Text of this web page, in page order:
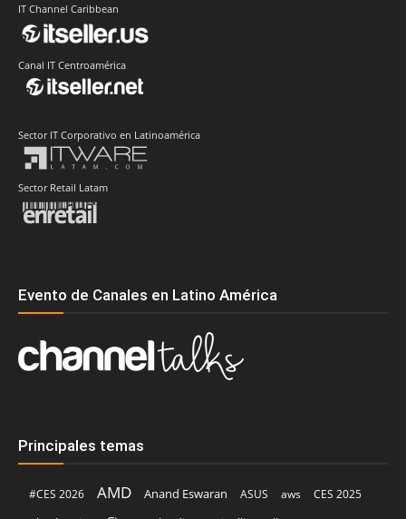
IT Channel Caribbean
Canal IT Centroamérica
Sector IT Corporativo en Latinoamérica
Sector Retail Latam
Evento de Canales en Latino América
Principales temas
#CES 2026 AMD Anand Eswaran ASUS aws
CES 2025